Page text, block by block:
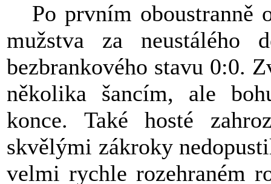
Po prvním oboustranně
mužstva za
bezbrankového stavu 0:0.
několika šancím, ale
konce. Také hosté
skvělými zákroky
velmi rychle rozehraném